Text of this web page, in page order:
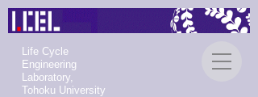
Life Cycle
Engineering
Laboratory,
Tohoku University